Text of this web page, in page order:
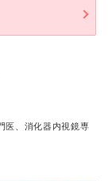
医、消化器内視鏡専